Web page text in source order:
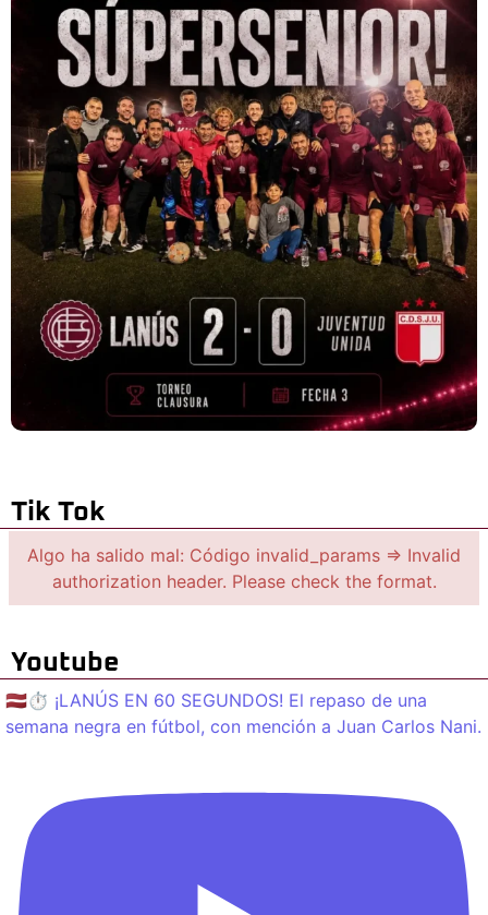
Tik Tok
Algo ha salido mal: Código invalid_params => Invalid
authorization header. Please check the format.
Youtube
🇱🇻⏱️ ¡LANÚS EN 60 SEGUNDOS! El repaso de una
semana negra en fútbol, con mención a Juan Carlos Nani.